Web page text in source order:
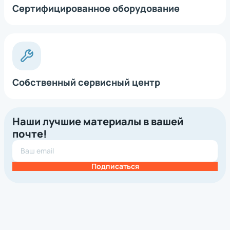
Сертифицированное оборудование
Собственный сервисный центр
Наши лучшие материалы в вашей
почте!
Подписаться